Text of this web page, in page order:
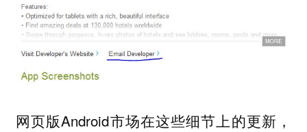
网页版Android市场在这些细节上的更新，